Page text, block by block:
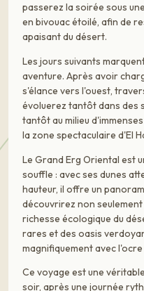
passerez la soirée sous
en bivouac étoilé, afin de
apaisant du désert.
Les jours suivants
aventure. Après avoir
s'élance vers l'ouest,
évoluerez tantôt dans des
tantôt au milieu
la zone spectaculaire d'El
Le Grand Erg Oriental est
souffle : avec ses dunes
hauteur, il offre un
découvrirez non seulement
richesse écologique du
rares et des oasis
magnifiquement avec l'ocre
Ce voyage est une
soir, après une journée